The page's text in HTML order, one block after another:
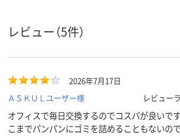
レビュー（5件）
2026年7月17日
ＡＳＫＵＬユーザー様
レビュー
オフィスで毎日交換するのでコスパが良いで
こまでパンパンにゴミを詰めることもないの